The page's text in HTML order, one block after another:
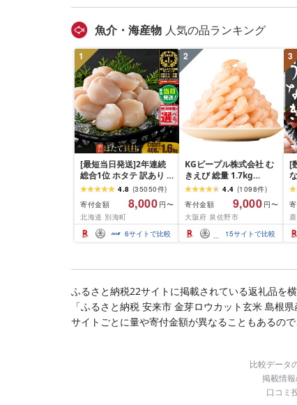
魚介・海産物 人気の品ランキング
1
[最短当日発送]2年連続
総合1位 ホタテ 訳あり (
ふるさと納税 ほたて ふ
るさと納税 訳あり 帆立
ふるさと わけあり ホタ
テ貝柱 貝 人気 不揃い 刺
身 規格外 魚介 ランキン
グ 海鮮 冷凍 発送時期が
4.8 (35050件)
寄付金額
8,000 円〜
北海道 別海町
6サイトで比較
2
KGピープル株式会社 む
きえび 総量 1.7kg
(850g×2P) 特大 5Lサイ
ズ バナメイエビ バラ凍
結 下処理不要 サイズ不
揃い 訳あり
4.4 (1098件)
寄付金額
9,000 円〜
大阪府 泉佐野市
15サイトで比較
3
[
ふるさと納税22サイトに掲載されている返礼品を
「ふるさと納税 安来市 金芽ロウカット玄米 島根
サイトごとに量や寄付金額が異なることもあるの
比較データ
掲載情
口コミ